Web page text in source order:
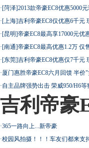
·[菏泽]2013款帝豪EC8优惠5000
·[上海]吉利帝豪EC8仅优惠6千元
·[昆明]帝豪EC8最高享17000元优
·[南通]帝豪EC8最高优惠1.2万 仅
·[东莞]吉利帝豪EC8优惠仅7千元
·厦门惠胜帝豪EC8六月回馈 半价
·自主品牌强势出击 荣威950/H6等
吉利帝豪
·365一路向上...新帝豪
·校园风拍摄！！！车友们都来支